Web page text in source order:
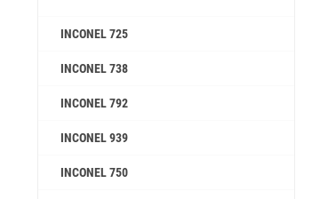
INCONEL 725
INCONEL 738
INCONEL 792
INCONEL 939
INCONEL 750